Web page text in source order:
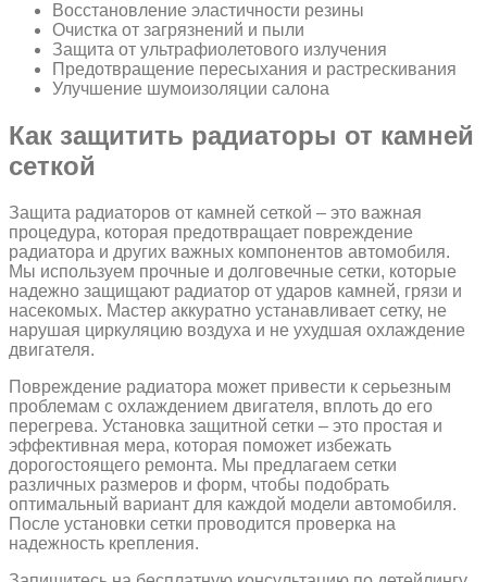
Восстановление эластичности резины
Очистка от загрязнений и пыли
Защита от ультрафиолетового излучения
Предотвращение пересыхания и растрескивания
Улучшение шумоизоляции салона
Как защитить радиаторы от камней
сеткой
Защита радиаторов от камней сеткой – это важная
процедура, которая предотвращает повреждение
радиатора и других важных компонентов автомобиля.
Мы используем прочные и долговечные сетки, которые
надежно защищают радиатор от ударов камней, грязи и
насекомых. Мастер аккуратно устанавливает сетку, не
нарушая циркуляцию воздуха и не ухудшая охлаждение
двигателя.
Повреждение радиатора может привести к серьезным
проблемам с охлаждением двигателя, вплоть до его
перегрева. Установка защитной сетки – это простая и
эффективная мера, которая поможет избежать
дорогостоящего ремонта. Мы предлагаем сетки
различных размеров и форм, чтобы подобрать
оптимальный вариант для каждой модели автомобиля.
После установки сетки проводится проверка на
надежность крепления.